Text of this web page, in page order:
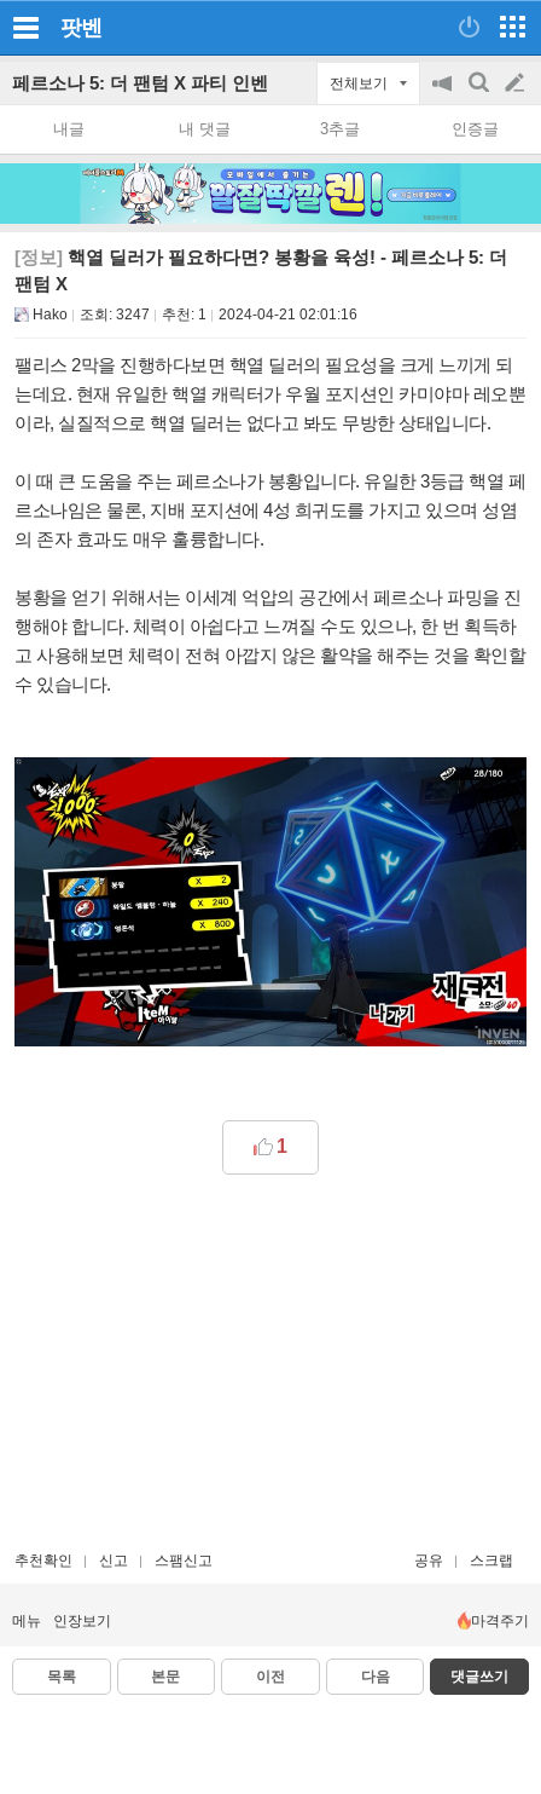
팟벤
페르소나 5: 더 팬텀 X 파티 인벤 전체보기
공
on/off
검
색
글
쓰
내글 내 댓글 3추글 인증글
[정보] 핵열 딜러가 필요하다면? 봉황을 육성! - 페르소나 5: 더
팬텀 X
Hako 조회: 3247 추천: 1 2024-04-21 02:01:16
팰리스 2막을 진행하다보면 핵열 딜러의 필요성을 크게 느끼게 되
는데요. 현재 유일한 핵열 캐릭터가 우월 포지션인 카미야마 레오뿐
이라, 실질적으로 핵열 딜러는 없다고 봐도 무방한 상태입니다.
이 때 큰 도움을 주는 페르소나가 봉황입니다. 유일한 3등급 핵열 페
르소나임은 물론, 지배 포지션에 4성 희귀도를 가지고 있으며 성염
의 존자 효과도 매우 훌륭합니다.
봉황을 얻기 위해서는 이세계 억압의 공간에서 페르소나 파밍을 진
행해야 합니다. 체력이 아쉽다고 느껴질 수도 있으나, 한 번 획득하
고 사용해보면 체력이 전혀 아깝지 않은 활약을 해주는 것을 확인할
수 있습니다.
1
추천확인 신고 스팸신고 공유 스크랩
메뉴 인장보기 마격주기
목록 본문 이전 다음 댓글쓰기